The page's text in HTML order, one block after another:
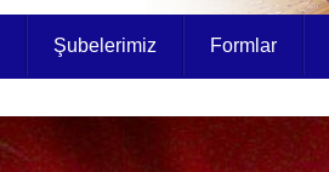
Şubelerimiz Formlar